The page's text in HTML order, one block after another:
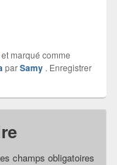
et marqué comme
parSamy . Enregistrer
champs obligatoires